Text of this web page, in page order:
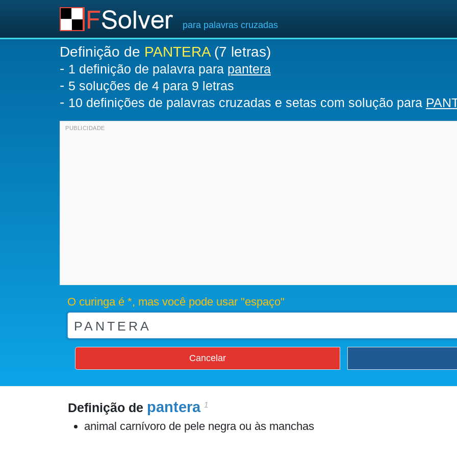
para palavras cruzadas
Definição de PANTERA(7 letras)
- 1 definição de palavra para pantera
- 5 soluções de 4 para 9 letras
- 10 definições de palavras cruzadas e setas com solução para
O curinga é *, mas você pode usar "espaço"
Cancelar
Definição de pantera 1
animal carnívoro de pele negra ou às manchas